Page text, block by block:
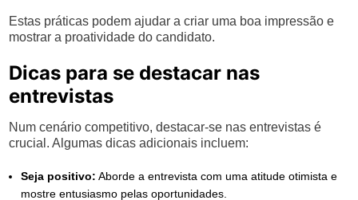
Estas práticas podem ajudar a criar uma boa impressão e
mostrar a proatividade do candidato.
Dicas para se destacar nas
entrevistas
Num cenário competitivo, destacar-se nas entrevistas é
crucial. Algumas dicas adicionais incluem:
Seja positivo: Aborde a entrevista com uma atitude otimista e
mostre entusiasmo pelas oportunidades.